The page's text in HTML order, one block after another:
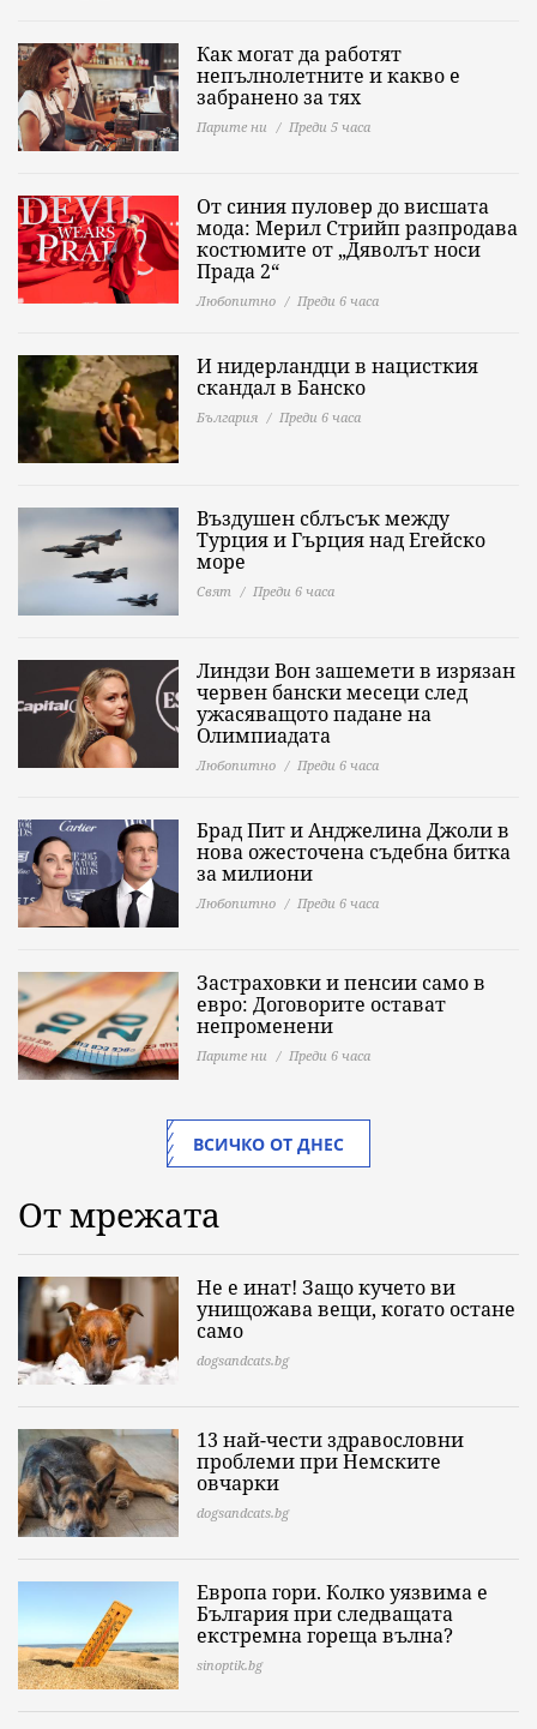
Как могат да работят
непълнолетните и какво е
забранено за тях
Парите ни Преди 5 часа
От синия пуловер до висшата
мода: Мерил Стрийп разпродава
костюмите от „Дяволът носи
Прада 2“
Любопитно Преди 6 часа
И нидерландци в нацисткия
скандал в Банско
България Преди 6 часа
Въздушен сблъсък между
Турция и Гърция над Егейско
море
Свят Преди 6 часа
Линдзи Вон зашемети в изрязан
червен бански месеци след
ужасяващото падане на
Олимпиадата
Любопитно Преди 6 часа
Брад Пит и Анджелина Джоли в
нова ожесточена съдебна битка
за милиони
Любопитно Преди 6 часа
Застраховки и пенсии само в
евро: Договорите остават
непроменени
Парите ни Преди 6 часа
ВСИЧКО ОТ ДНЕС
От мрежата
Не е инат! Защо кучето ви
унищожава вещи, когато остане
само
dogsandcats.bg
13 най-чести здравословни
проблеми при Немските
овчарки
dogsandcats.bg
Европа гори. Колко уязвима е
България при следващата
екстремна гореща вълна?
sinoptik.bg